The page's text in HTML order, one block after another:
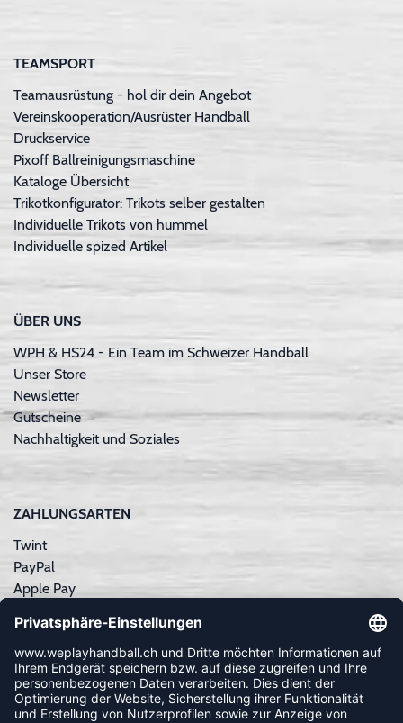
TEAMSPORT
Teamausrüstung - hol dir dein Angebot
Vereinskooperation/Ausrüster Handball
Druckservice
Pixoff Ballreinigungsmaschine
Kataloge Übersicht
Trikotkonfigurator: Trikots selber gestalten
Individuelle Trikots von hummel
Individuelle spized Artikel
ÜBER UNS
WPH & HS24 - Ein Team im Schweizer Handball
Unser Store
Newsletter
Gutscheine
Nachhaltigkeit und Soziales
ZAHLUNGSARTEN
Twint
PayPal
Apple Pay
Kreditkarte
Rechnungskauf
NEWSLETTER